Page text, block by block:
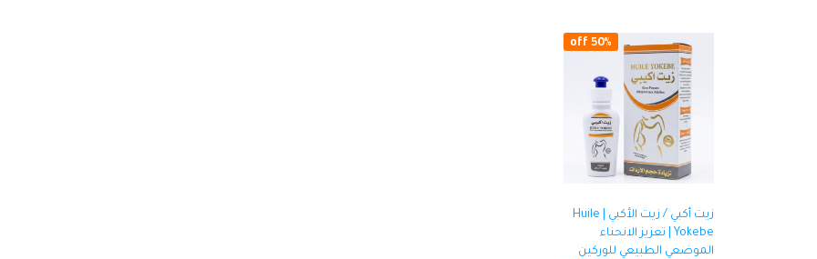
50% off
زيت أكبي / زيت الأكبي | Huile
Yokebe | تعزيز الانحناء
الموضعي الطبيعي للوركين